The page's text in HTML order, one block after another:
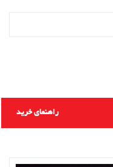
راهنمای خرید